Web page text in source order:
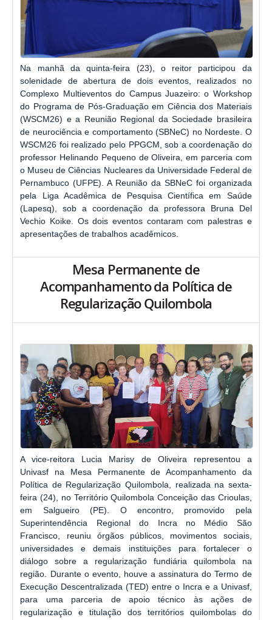
Na manhã da quinta-feira (23), o reitor participou da
solenidade de abertura de dois eventos, realizados no
Complexo Multieventos do Campus Juazeiro: o Workshop
do Programa de Pós-Graduação em Ciência dos Materiais
(WSCM26) e a Reunião Regional da Sociedade brasileira
de neurociência e comportamento (SBNeC) no Nordeste. O
WSCM26 foi realizado pelo PPGCM, sob a coordenação do
professor Helinando Pequeno de Oliveira, em parceria com
o Museu de Ciências Nucleares da Universidade Federal de
Pernambuco (UFPE). A Reunião da SBNeC foi organizada
pela Liga Acadêmica de Pesquisa Científica em Saúde
(Lapesq), sob a coordenação da professora Bruna Del
Vechio Koike. Os dois eventos contaram com palestras e
apresentações de trabalhos acadêmicos.
Mesa Permanente de
Acompanhamento da Política de
Regularização Quilombola
A vice-reitora Lucia Marisy de Oliveira representou a
Univasf na Mesa Permanente de Acompanhamento da
Política de Regularização Quilombola, realizada na sexta-
feira (24), no Território Quilombola Conceição das Crioulas,
em Salgueiro (PE). O encontro, promovido pela
Superintendência Regional do Incra no Médio São
Francisco, reuniu órgãos públicos, movimentos sociais,
universidades e demais instituições para fortalecer o
diálogo sobre a regularização fundiária quilombola na
região. Durante o evento, houve a assinatura do Termo de
Execução Descentralizada (TED) entre o Incra e a Univasf,
para uma parceria de apoio técnico às ações de
regularização e titulação dos territórios quilombolas do